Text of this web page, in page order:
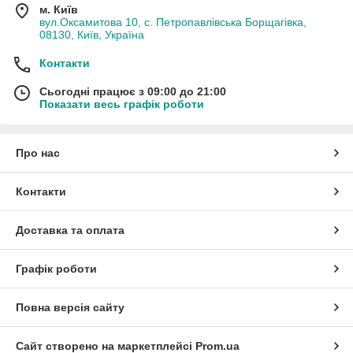
м. Київ
вул.Оксамитова 10, с. Петропавлівська Борщагівка,
08130, Київ, Україна
Контакти
Сьогодні працює з 09:00 до 21:00
Показати весь графік роботи
Про нас
Контакти
Доставка та оплата
Графік роботи
Повна версія сайту
Сайт створено на маркетплейсі Prom.ua